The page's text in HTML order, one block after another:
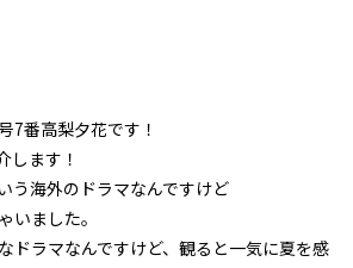
7番高梨夕花です！
します！
う海外のドラマなんですけど
いました。
ドラマなんですけど、観ると一気に夏を感